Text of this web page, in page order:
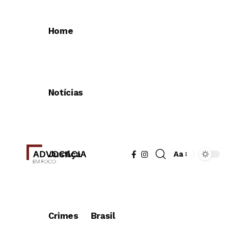
Home
Notícias
Justiça
Crimes Brasil
Aa